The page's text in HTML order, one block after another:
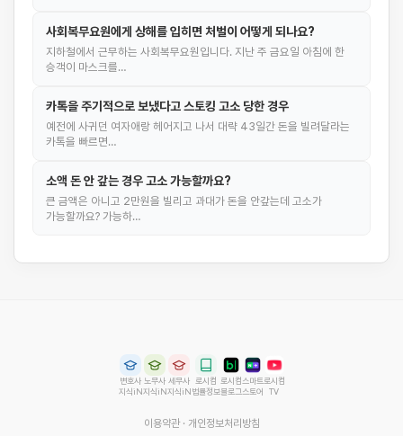
사회복무요원에게 상해를 입히면 처벌이 어떻게 되나요?
지하철에서 근무하는 사회복무요원입니다. 지난 주 금요일 아침에 한
승객이 마스크를…
카톡을 주기적으로 보냈다고 스토킹 고소 당한 경우
예전에 사귀던 여자애랑 헤어지고 나서 대략 43일간 돈을 빌려달라는
카톡을 빠르면…
소액 돈 안 갚는 경우 고소 가능할까요?
큰 금액은 아니고 2만원을 빌리고 과대가 돈을 안갚는데 고소가
가능할까요? 가능하…
변호사
지식iN
노무사
지식iN
세무사
지식iN
로시컴
법률정보
로시컴
블로그
스마트
스토어
로시컴
TV
이용약관· 개인정보처리방침